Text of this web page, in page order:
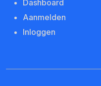
Dashboard
Aanmelden
Inloggen